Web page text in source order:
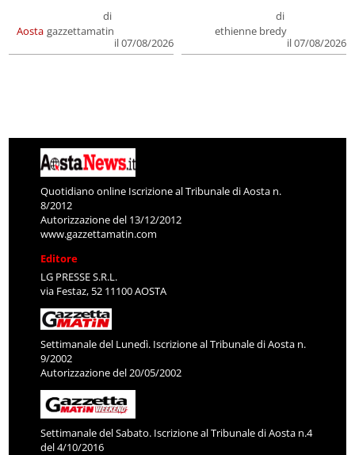
Aosta
di
gazzettamatin
il 07/08/2026
di
ethienne bredy
il 07/08/2026
Quotidiano online Iscrizione al Tribunale di Aosta n.
8/2012
Autorizzazione del 13/12/2012
www.gazzettamatin.com
Editore
LG PRESSE S.R.L.
via Festaz, 52 11100 AOSTA
Settimanale del Lunedì. Iscrizione al Tribunale di Aosta n.
9/2002
Autorizzazione del 20/05/2002
Settimanale del Sabato. Iscrizione al Tribunale di Aosta n.4
del 4/10/2016